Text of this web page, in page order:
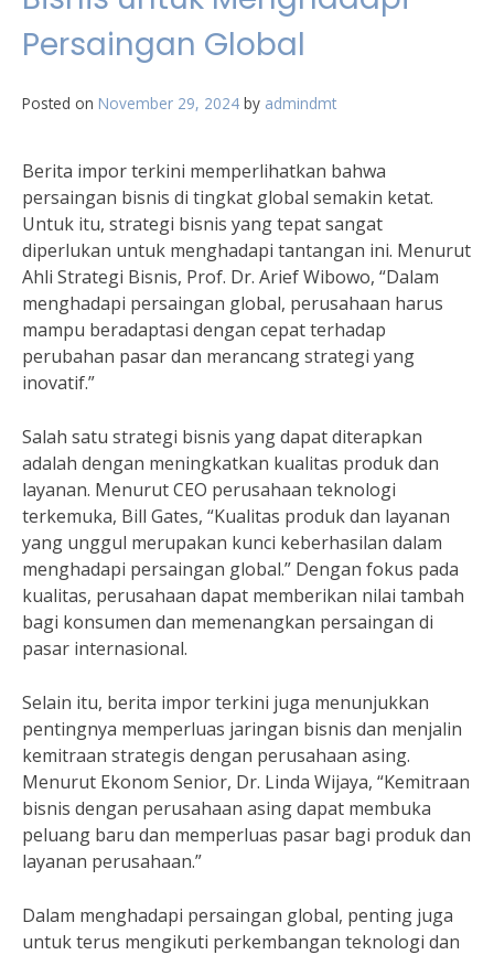
Persaingan Global
Posted on November 29, 2024 by admindmt
Berita impor terkini memperlihatkan bahwa
persaingan bisnis di tingkat global semakin ketat.
Untuk itu, strategi bisnis yang tepat sangat
diperlukan untuk menghadapi tantangan ini. Menurut
Ahli Strategi Bisnis, Prof. Dr. Arief Wibowo, “Dalam
menghadapi persaingan global, perusahaan harus
mampu beradaptasi dengan cepat terhadap
perubahan pasar dan merancang strategi yang
inovatif.”
Salah satu strategi bisnis yang dapat diterapkan
adalah dengan meningkatkan kualitas produk dan
layanan. Menurut CEO perusahaan teknologi
terkemuka, Bill Gates, “Kualitas produk dan layanan
yang unggul merupakan kunci keberhasilan dalam
menghadapi persaingan global.” Dengan fokus pada
kualitas, perusahaan dapat memberikan nilai tambah
bagi konsumen dan memenangkan persaingan di
pasar internasional.
Selain itu, berita impor terkini juga menunjukkan
pentingnya memperluas jaringan bisnis dan menjalin
kemitraan strategis dengan perusahaan asing.
Menurut Ekonom Senior, Dr. Linda Wijaya, “Kemitraan
bisnis dengan perusahaan asing dapat membuka
peluang baru dan memperluas pasar bagi produk dan
layanan perusahaan.”
Dalam menghadapi persaingan global, penting juga
untuk terus mengikuti perkembangan teknologi dan